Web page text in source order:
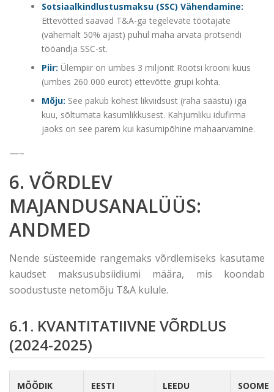
Sotsiaalkindlustusmaksu (SSC) Vähendamine:
Ettevõtted saavad T&A-ga tegelevate töötajate
(vähemalt 50% ajast) puhul maha arvata protsendi
tööandja SSC-st.
Piir: Ülempiir on umbes 3 miljonit Rootsi krooni kuus
(umbes 260 000 eurot) ettevõtte grupi kohta.
Mõju: See pakub kohest likviidsust (raha säästu) iga
kuu, sõltumata kasumlikkusest. Kahjumliku idufirma
jaoks on see parem kui kasumipõhine mahaarvamine.
—–
6. VÕRDLEV
MAJANDUSANALÜÜS:
ANDMED
Nende süsteemide rangemaks võrdlemiseks kasutame
kaudset maksusubsiidiumi määra, mis koondab
soodustuste netomõju T&A kulule.
6.1. KVANTITATIIVNE VÕRDLUS
(2024-2025)
MÕÕDIK EESTI LEEDU SOOME